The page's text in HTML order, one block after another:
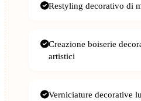
Restyling decorativo di
Creazione boiserie
artistici
Verniciature decorative